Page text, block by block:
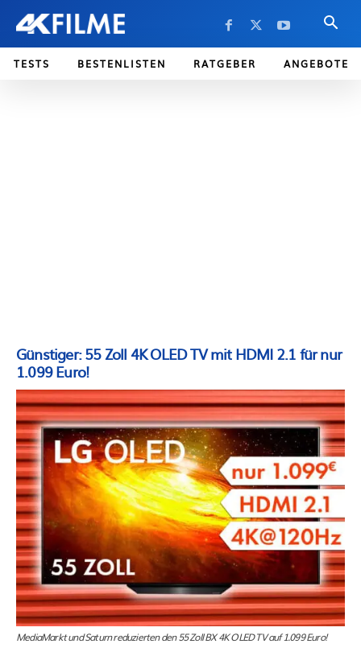
TESTS BESTENLISTEN RATGEBER ANGEBOTE
Günstiger: 55 Zoll 4K OLED TV mit HDMI 2.1 für nur
1.099 Euro!
MediaMarkt und Saturn reduzierten den 55 Zoll BX 4K OLED TV auf 1.099 Euro!